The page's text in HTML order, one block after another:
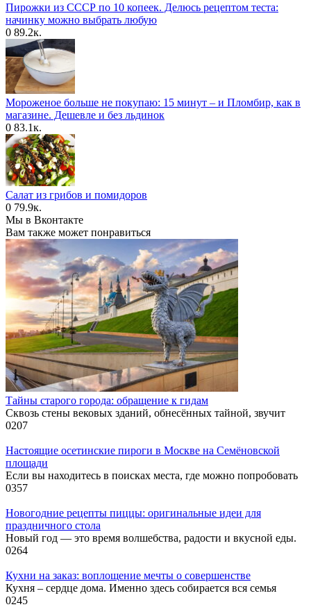
Пирожки из СССР по 10 копеек. Делюсь рецептом теста:
начинку можно выбрать любую
0 89.2к.
Мороженое больше не покупаю: 15 минут – и Пломбир, как в
магазине. Дешевле и без льдинок
0 83.1к.
Салат из грибов и помидоров
0 79.9к.
Мы в Вконтакте
Вам также может понравиться
Тайны старого города: обращение к гидам
Сквозь стены вековых зданий, обнесённых тайной, звучит
0207
Настоящие осетинские пироги в Москве на Семёновской
площади
Если вы находитесь в поисках места, где можно попробовать
0357
Новогодние рецепты пиццы: оригинальные идеи для
праздничного стола
Новый год — это время волшебства, радости и вкусной еды.
0264
Кухни на заказ: воплощение мечты о совершенстве
Кухня – сердце дома. Именно здесь собирается вся семья
0245